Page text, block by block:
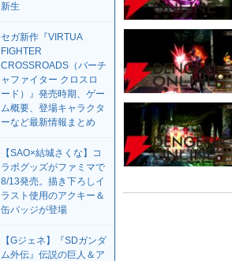
新生
セガ新作『VIRTUA
FIGHTER
CROSSROADS（バーチ
ャファイター クロスロ
ード）』発売時期、ゲー
ム概要、登場キャラクタ
ーなど最新情報まとめ
【SAO×結城さくな】コ
ラボグッズがファミマで
8/13発売。描き下ろしイ
ラスト使用のアクキー＆
缶バッジが登場
【Gジェネ】『SDガンダ
ム外伝』伝説の巨人＆ア